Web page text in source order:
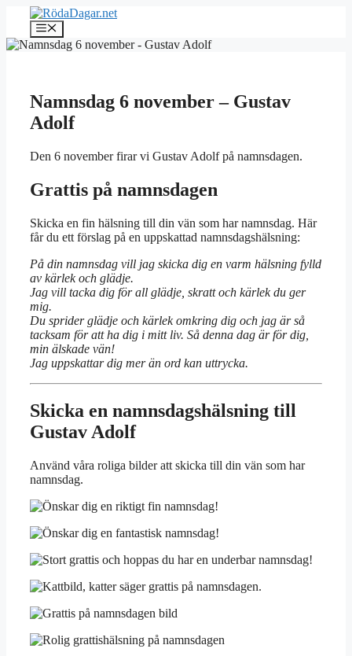
Hoppa
innehåll
Meny
Namnsdag 6 november – Gustav
Adolf
Den 6 november firar vi Gustav Adolf på namnsdagen.
Grattis på namnsdagen
Skicka en fin hälsning till din vän som har namnsdag. Här
får du ett förslag på en uppskattad namnsdagshälsning:
På din namnsdag vill jag skicka dig en varm hälsning fylld
av kärlek och glädje.
Jag vill tacka dig för all glädje, skratt och kärlek du ger
mig.
Du sprider glädje och kärlek omkring dig och jag är så
tacksam för att ha dig i mitt liv. Så denna dag är för dig,
min älskade vän!
Jag uppskattar dig mer än ord kan uttrycka.
Skicka en namnsdagshälsning till
Gustav Adolf
Använd våra roliga bilder att skicka till din vän som har
namnsdag.